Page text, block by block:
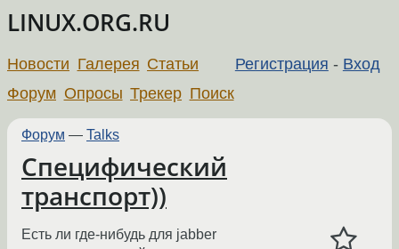
LINUX.ORG.RU
Регистрация - Вход
Новости Галерея Статьи
Форум Опросы Трекер Поиск
Форум — Talks
Специфический
транспорт))
Есть ли где-нибудь для jabber